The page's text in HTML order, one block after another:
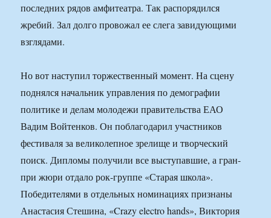
последних рядов амфитеатра. Так распорядился
жребий. Зал долго провожал ее слега завидующими
взглядами.
Но вот наступил торжественный момент. На сцену
поднялся начальник управления по демографии
политике и делам молодежи правительства ЕАО
Вадим Войтенков. Он поблагодарил участников
фестиваля за великолепное зрелище и творческий
поиск. Дипломы получили все выступавшие, а гран-
при жюри отдало рок-группе «Старая школа».
Победителями в отдельных номинациях признаны
Анастасия Стешина, «Crazy electro hands», Виктория